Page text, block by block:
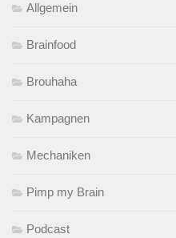
Allgemein
Brainfood
Brouhaha
Kampagnen
Mechaniken
Pimp my Brain
Podcast